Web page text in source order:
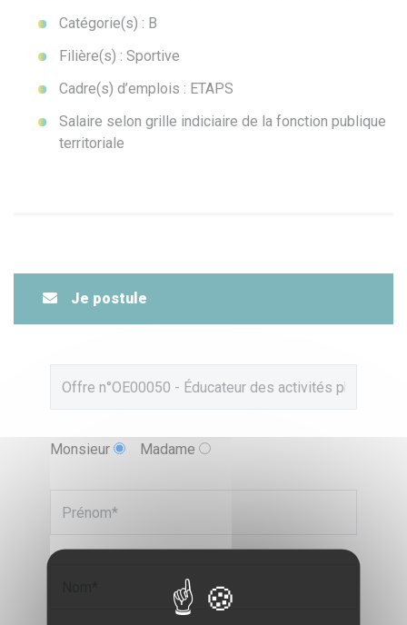
Catégorie(s) : B
Filière(s) : Sportive
Cadre(s) d’emplois : ETAPS
Salaire selon grille indiciaire de la fonction publique
territoriale
Je postule
Monsieur Madame